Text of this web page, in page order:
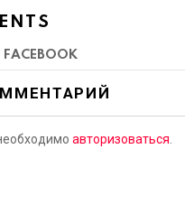
FACEBOOK
авторизоваться